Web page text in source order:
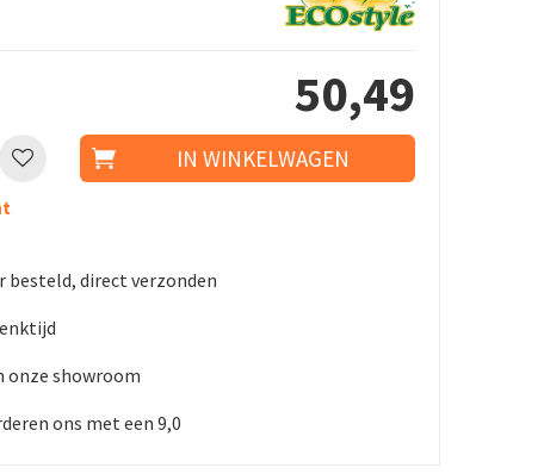
50,49
besteld, direct verzonden
onze showroom
ons met een 9,0